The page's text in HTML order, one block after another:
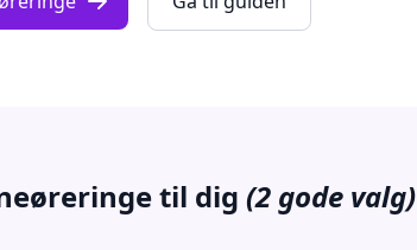
til dig (2 gode valg)